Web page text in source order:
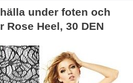
under foten och
Heel, 30 DEN